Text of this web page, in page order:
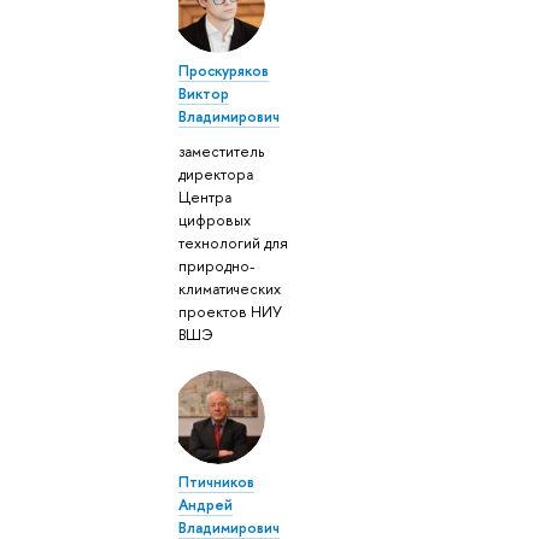
Проскуряков
Виктор
Владимирович
заместитель
директора
Центра
цифровых
технологий для
природно-
климатических
проектов НИУ
ВШЭ
Птичников
Андрей
Владимирович